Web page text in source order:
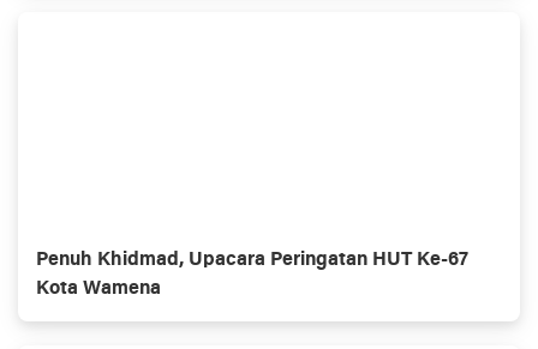
Penuh Khidmad, Upacara Peringatan HUT Ke-67
Kota Wamena